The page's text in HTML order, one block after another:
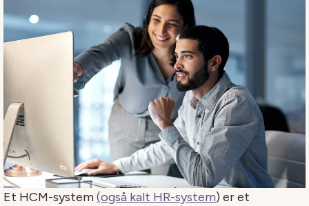
Et HCM-system(også kalt HR-system) er et